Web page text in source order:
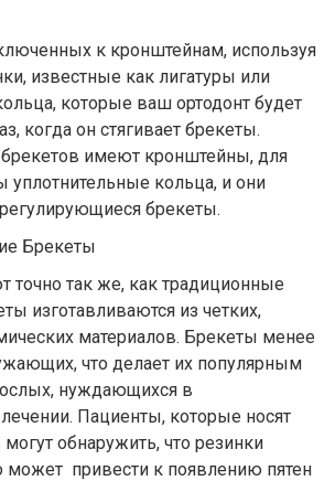
к кронштейнам, используя
известные как лигатуры или
которые ваш ортодонт будет
когда он стягивает брекеты.
имеют кронштейны, для
уплотнительные кольца, и они
брекеты.
Брекеты
так же, как традиционные
изготавливаются из четких,
материалов. Брекеты менее
что делает их популярным
нуждающихся в
Пациенты, которые носят
могут обнаружить, что резинки
может привести к появлению пятен